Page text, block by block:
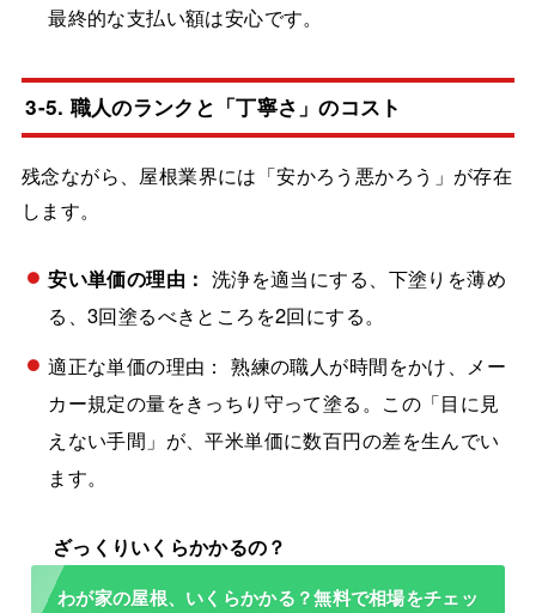
最終的な支払い額は安心です。
3-5. 職人のランクと「丁寧さ」のコスト
残念ながら、屋根業界には「安かろう悪かろう」が存在
します。
安い単価の理由： 洗浄を適当にする、下塗りを薄め
る、3回塗るべきところを2回にする。
適正な単価の理由： 熟練の職人が時間をかけ、メー
カー規定の量をきっちり守って塗る。この「目に見
えない手間」が、平米単価に数百円の差を生んでい
ます。
わが家の屋根、いくらかかる？無料で相場をチェッ